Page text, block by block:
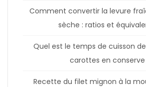
Comment convertir la levure
sèche : ratios et
Quel est le temps de cuisson
carottes en conserve
Recette du filet mignon à la